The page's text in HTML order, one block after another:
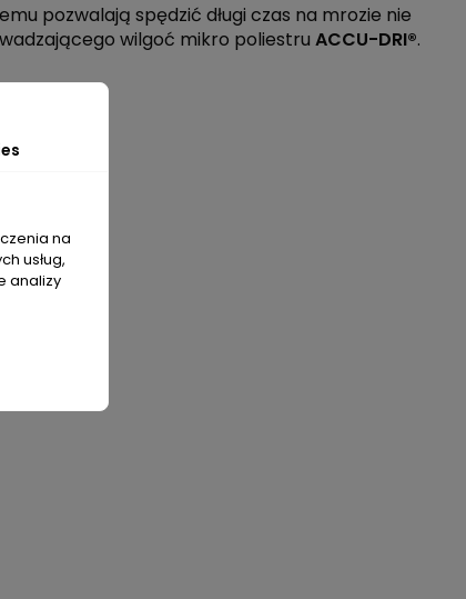
pozwalają spędzić długi czas na mrozie nie
wilgoć mikro poliestru ACCU-DRI®.
na
usług,
analizy